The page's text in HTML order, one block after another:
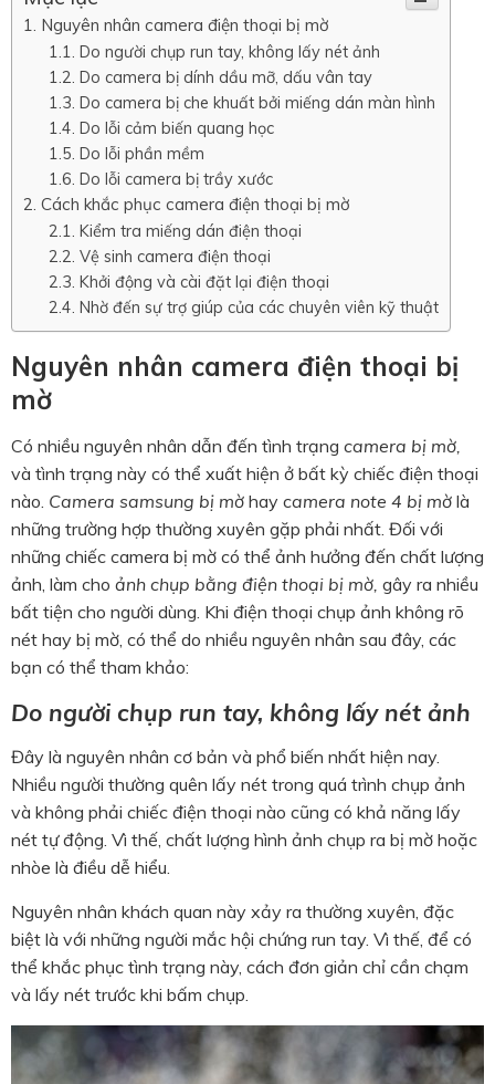
Nguyên nhân camera điện thoại bị mờ
Do người chụp run tay, không lấy nét ảnh
Do camera bị dính dầu mỡ, dấu vân tay
Do camera bị che khuất bởi miếng dán màn hình
Do lỗi cảm biến quang học
Do lỗi phần mềm
Do lỗi camera bị trầy xước
Cách khắc phục camera điện thoại bị mờ
Kiểm tra miếng dán điện thoại
Vệ sinh camera điện thoại
Khởi động và cài đặt lại điện thoại
Nhờ đến sự trợ giúp của các chuyên viên kỹ thuật
Nguyên nhân camera điện thoại bị
mờ
Có nhiều nguyên nhân dẫn đến tình trạng camera bị mờ,
và tình trạng này có thể xuất hiện ở bất kỳ chiếc điện thoại
nào. Camera samsung bị mờ hay camera note 4 bị mờ là
những trường hợp thường xuyên gặp phải nhất. Đối với
những chiếc camera bị mờ có thể ảnh hưởng đến chất lượng
ảnh, làm cho ảnh chụp bằng điện thoại bị mờ, gây ra nhiều
bất tiện cho người dùng. Khi điện thoại chụp ảnh không rõ
nét hay bị mờ, có thể do nhiều nguyên nhân sau đây, các
bạn có thể tham khảo:
Do người chụp run tay, không lấy nét ảnh
Đây là nguyên nhân cơ bản và phổ biến nhất hiện nay.
Nhiều người thường quên lấy nét trong quá trình chụp ảnh
và không phải chiếc điện thoại nào cũng có khả năng lấy
nét tự động. Vì thế, chất lượng hình ảnh chụp ra bị mờ hoặc
nhòe là điều dễ hiểu.
Nguyên nhân khách quan này xảy ra thường xuyên, đặc
biệt là với những người mắc hội chứng run tay. Vì thế, để có
thể khắc phục tình trạng này, cách đơn giản chỉ cần chạm
và lấy nét trước khi bấm chụp.